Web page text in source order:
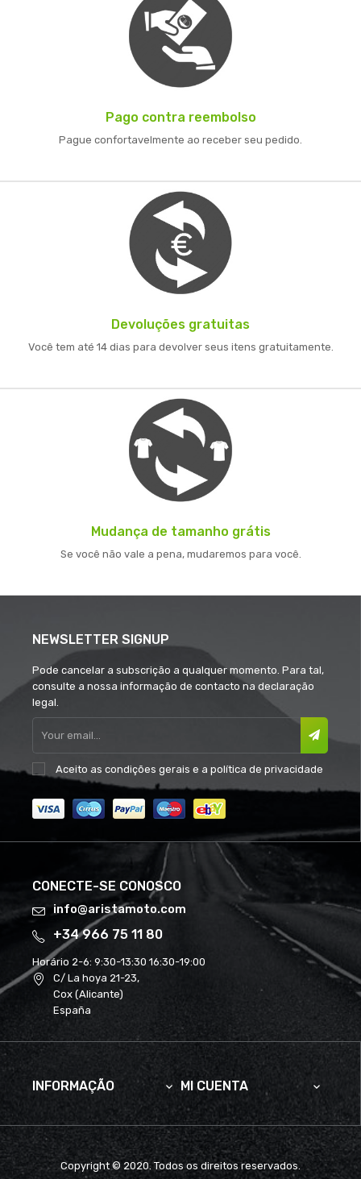
Pago contra reembolso
Pague confortavelmente ao receber seu pedido.
Devoluções gratuitas
Você tem até 14 dias para devolver seus itens gratuitamente.
Mudança de tamanho grátis
Se você não vale a pena, mudaremos para você.
NEWSLETTER SIGNUP
Pode cancelar a subscrição a qualquer momento. Para tal,
consulte a nossa informação de contacto na declaração
legal.
Aceito as condições gerais e a política de privacidade
CONECTE-SE CONOSCO
info@aristamoto.com
+34 966 75 11 80
Horário 2-6: 9:30-13:30 16:30-19:00
C/ La hoya 21-23,
Cox (Alicante)
España
INFORMAÇÃO  MI CUENTA 
Copyright © 2020. Todos os direitos reservados.